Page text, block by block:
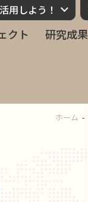
クト 研究成果
用しよう！
ホーム